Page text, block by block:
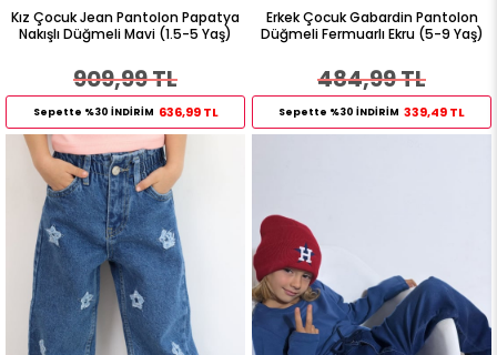
Kız Çocuk Jean Pantolon Papatya
Nakışlı Düğmeli Mavi (1.5-5 Yaş)
909,99 TL
Sepette %30 İNDİRİM 636,99 TL
Erkek Çocuk Gabardin Pantolon
Düğmeli Fermuarlı Ekru (5-9 Yaş)
484,99 TL
Sepette %30 İNDİRİM 339,49 TL